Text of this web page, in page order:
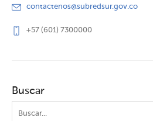
contactenos@subredsur.gov.co
+57 (601) 7300000
Buscar